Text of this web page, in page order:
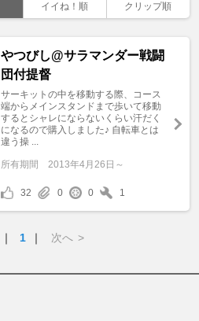
イイね！順 クリップ順
やつびし@サラマンダー戦闘
団付提督
サーキットの中を移動する際、コース
端からメインスタンドまで歩いて移動
するとシャレにならないくらい汗だく
になるので購入しました♪ 自転車とは
違う操 ...
所有期間 2013年4月26日～
32 0 0 1
｜ 1 ｜ 次へ >